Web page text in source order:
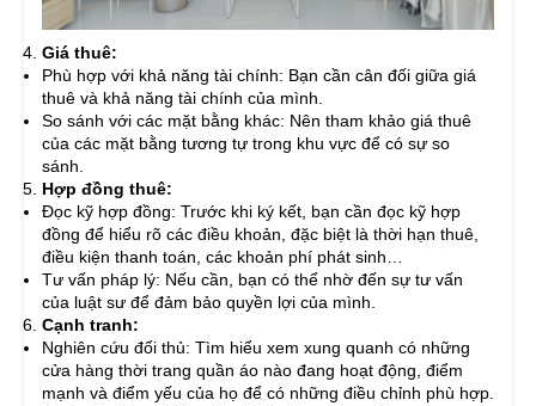
Giá thuê:
Phù hợp với khả năng tài chính: Bạn cần cân đối giữa giá
thuê và khả năng tài chính của mình.
So sánh với các mặt bằng khác: Nên tham khảo giá thuê
của các mặt bằng tương tự trong khu vực để có sự so
sánh.
Hợp đồng thuê:
Đọc kỹ hợp đồng: Trước khi ký kết, bạn cần đọc kỹ hợp
đồng để hiểu rõ các điều khoản, đặc biệt là thời hạn thuê,
điều kiện thanh toán, các khoản phí phát sinh…
Tư vấn pháp lý: Nếu cần, bạn có thể nhờ đến sự tư vấn
của luật sư để đảm bảo quyền lợi của mình.
Cạnh tranh:
Nghiên cứu đối thủ: Tìm hiểu xem xung quanh có những
cửa hàng thời trang quần áo nào đang hoạt động, điểm
mạnh và điểm yếu của họ để có những điều chỉnh phù hợp.